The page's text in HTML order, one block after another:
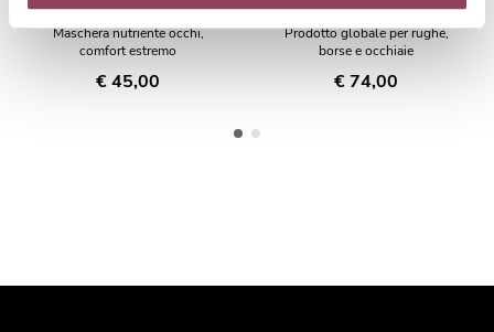
RECOMFORT-EYES
Maschera nutriente occhi,
comfort estremo
€ 45,00
GLOBAL-EYES
Prodotto globale per rughe,
borse e occhiaie
€ 74,00